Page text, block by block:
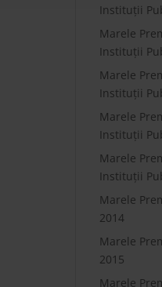
Instituții
Marele
Instituții
Marele
Instituții
Marele
Instituții
Marele
Instituții
Marele
2014
Marele
2015
Marele